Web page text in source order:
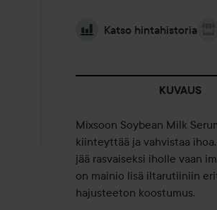
Katso hintahistoria
KUVAUS
Mixsoon Soybean Milk
kiinteyttää ja vahvistaa
jää rasvaiseksi iholle vaan
on mainio lisä iltarutiiniin
hajusteeton koostumus.